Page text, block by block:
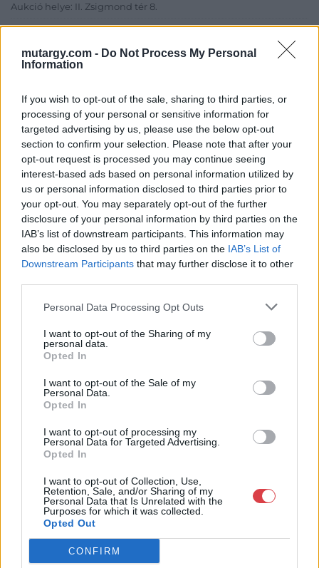
mutargy.com - Do Not Process My Personal
Information
If you wish to opt-out of the sale, sharing to third parties, or
processing of your personal or sensitive information for
targeted advertising by us, please use the below opt-out
section to confirm your selection. Please note that after your
opt-out request is processed you may continue seeing
interest-based ads based on personal information utilized by
us or personal information disclosed to third parties prior to
your opt-out. You may separately opt-out of the further
disclosure of your personal information by third parties on the
IAB’s list of downstream participants. This information may
also be disclosed by us to third parties on the IAB’s List of
Downstream Participants that may further disclose it to other
Personal Data Processing Opt Outs
I want to opt-out of the Sharing of my
personal data.
Opted In
I want to opt-out of the Sale of my
Personal Data.
Opted In
I want to opt-out of processing my
Personal Data for Targeted Advertising.
Opted In
I want to opt-out of Collection, Use,
Retention, Sale, and/or Sharing of my
Personal Data that Is Unrelated with the
Purposes for which it was collected.
Opted Out
CONFIRM
Aukció helye: II. Zsigmond tér 8.
Tételszám: 36
Eladó adatai
Eladó:Műgyűjtők Háza Kft.
Cím: Dudás Attila
Műgyűjtők Háza kft.
Budapest
1023.Bp. Zsigmond tér 11.
1023
Telefon: 18008123
Weboldal:
http://www.mugyujtokhaza.hu
Bemutatkozás: 2013 nyarán nyitottuk meg Galériánkat
Budapesten, a II. kerületben. Célunk, hogy az eladók optimális
áron, gyorsan találjanak vevőt műtárgyaikra, az eladók pedig
kínálatunkból. Ezért is rendezünk minden második héten,
szerda esténként online árverést! Kedd-től péntek-ig 11.00-este
18.00 óráig várjuk szeretettel az érdeklődőket.
GALÉRIA TOVÁBBI MŰTÁRGYAI
KAPCSOLÓDÓ MŰTÁRGYAK